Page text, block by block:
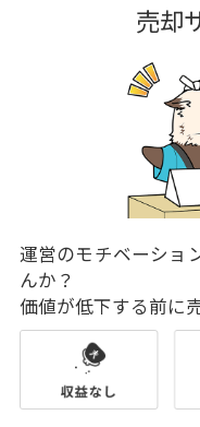
売却
運営のモチベーショ
んか？
価値が低下する前に